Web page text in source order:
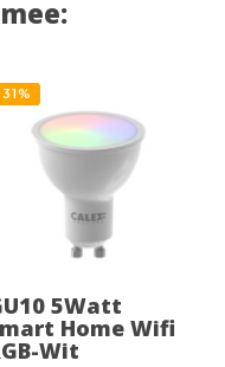
5Watt
Home Wifi
Wit